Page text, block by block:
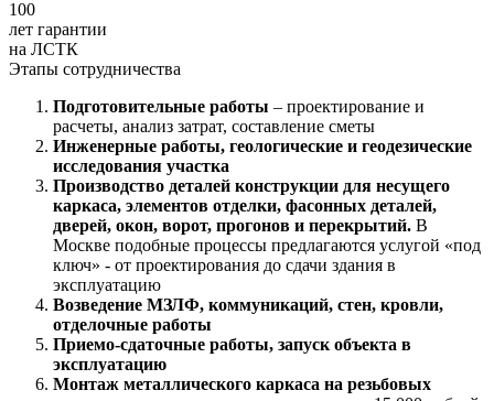
100
лет гарантии
на ЛСТК
Этапы сотрудничества
Подготовительные работы – проектирование и
расчеты, анализ затрат, составление сметы
Инженерные работы, геологические и геодезические
исследования участка
Производство деталей конструкции для несущего
каркаса, элементов отделки, фасонных деталей,
дверей, окон, ворот, прогонов и перекрытий. В
Москве подобные процессы предлагаются услугой «под
ключ» - от проектирования до сдачи здания в
эксплуатацию
Возведение МЗЛФ, коммуникаций, стен, кровли,
отделочные работы
Приемо-сдаточные работы, запуск объекта в
эксплуатацию
Монтаж металлического каркаса на резьбовых